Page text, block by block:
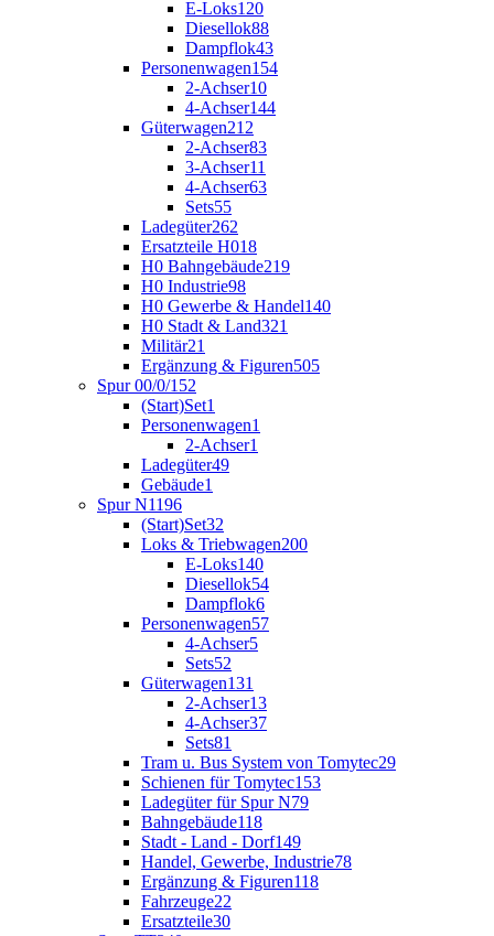
E-Loks120
Diesellok88
Dampflok43
Personenwagen154
2-Achser10
4-Achser144
Güterwagen212
2-Achser83
3-Achser11
4-Achser63
Sets55
Ladegüter262
Ersatzteile H018
H0 Bahngebäude219
H0 Industrie98
H0 Gewerbe & Handel140
H0 Stadt & Land321
Militär21
Ergänzung & Figuren505
Spur 00/0/1 52
(Start)Set1
Personenwagen1
2-Achser1
Ladegüter49
Gebäude1
Spur N1196
(Start)Set32
Loks & Triebwagen200
E-Loks140
Diesellok54
Dampflok6
Personenwagen57
4-Achser5
Sets52
Güterwagen131
2-Achser13
4-Achser37
Sets81
Tram u. Bus System von Tomytec29
Schienen für Tomytec153
Ladegüter für Spur N79
Bahngebäude118
Stadt - Land - Dorf149
Handel, Gewerbe, Industrie78
Ergänzung & Figuren118
Fahrzeuge22
Ersatzteile30